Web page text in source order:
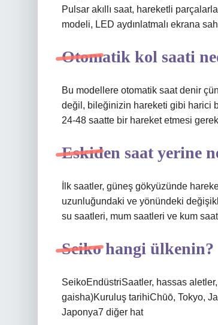
Pulsar akıllı saat, hareketli
modeli, LED aydınlatmalı ekrana
Otomatik kol saati
Bu modellere otomatik saat denir
değil, bileğinizin hareketi gibi harici
24-48 saatte bir hareket etmesi
Eskiden saat yerine
İlk saatler, güneş gökyüzünde
uzunluğundaki ve yönündeki
su saatleri, mum saatleri ve kum
Seiko hangi ülkenin?
SeikoEndüstriSaatler, hassas
gaisha)Kuruluş tarihiChūō, Tokyo,
Japonya7 diğer hat